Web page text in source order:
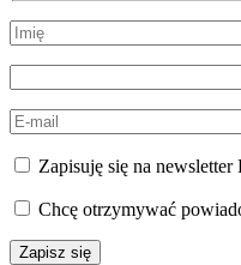
Zapisuję się na newsletter
Chcę otrzymywać